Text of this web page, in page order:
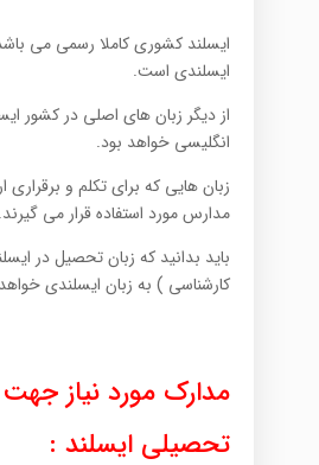
ایسلند کشوری کاملا رسمی می
ایسلندی است.
از دیگر زبان های اصلی در کشور
انگلیسی خواهد بود.
زبان هایی که برای تکلم و برقراری
مدارس مورد استفاده قرار می گیرند.
باید بدانید که زبان تحصیل در
کارشناسی ) به زبان ایسلندی
مدارک مورد نیاز
تحصیلی ایسلند :